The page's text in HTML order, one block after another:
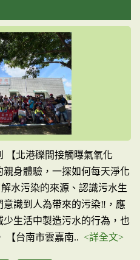
【北港礫間接觸曝氣氧化
身體驗，一探如何每天淨化
水污染的來源、認識污水生
識到人為帶來的污染‼，應
生活中製造污水的行為，也
【台南市雲嘉南.. <詳全文>